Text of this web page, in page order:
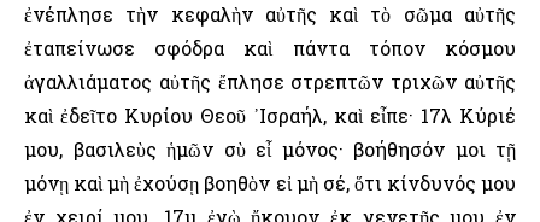
ἐνέπλησε τὴν κεφαλὴν αὐτῆς καὶ τὸ σῶμα αὐτῆς
ἐταπείνωσε σφόδρα καὶ πάντα τόπον κόσμου
ἀγαλλιάματος αὐτῆς ἔπλησε στρεπτῶν τριχῶν αὐτῆς
καὶ ἐδεῖτο Κυρίου Θεοῦ ᾿Ισραήλ, καὶ εἶπε· 17λ Κύριέ
μου, βασιλεὺς ἡμῶν σὺ εἶ μόνος· βοήθησόν μοι τῇ
μόνῃ καὶ μὴ ἐχούσῃ βοηθὸν εἰ μὴ σέ, ὅτι κίνδυνός μου
ἐν χειρί μου. 17μ ἐγὼ ἤκουον ἐκ γενετῆς μου ἐν